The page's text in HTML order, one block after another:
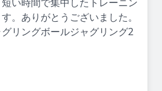
。ありがとうございました。
リングボールジャグリング2